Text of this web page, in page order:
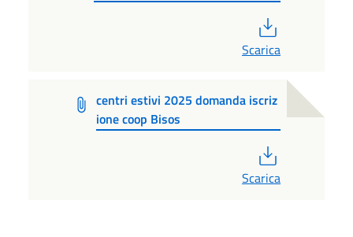
Scarica
centri estivi 2025 domanda iscriz
ione coop Bisos
Scarica